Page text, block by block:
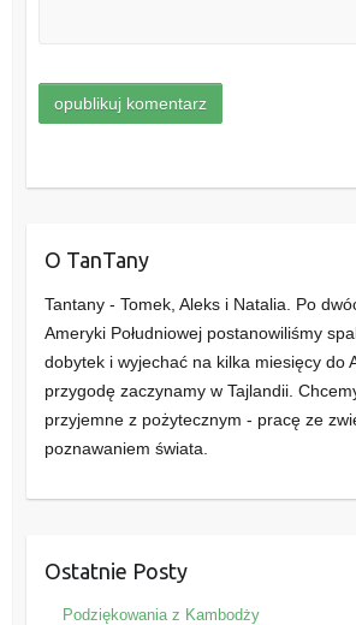
O TanTany
Tantany - Tomek, Aleks i Natalia. Po
Ameryki Południowej postanowiliśmy
dobytek i wyjechać na kilka miesięcy do
przygodę zaczynamy w Tajlandii.
przyjemne z pożytecznym - pracę ze
poznawaniem świata.
Ostatnie Posty
Podziękowania z Kambodży